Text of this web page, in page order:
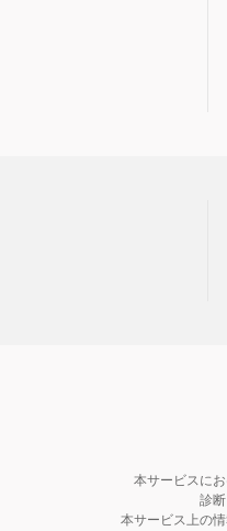
本サービスに
診
本サービス上の